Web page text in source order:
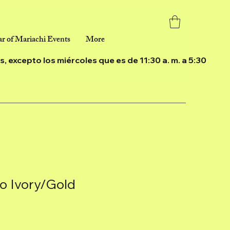
of Mariachi Events More
excepto los miércoles que es de 11:30 a. m. a 5:30
Ivory/Gold